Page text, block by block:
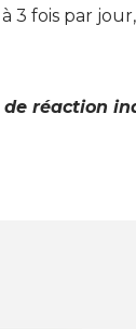
3 fois par
de réaction